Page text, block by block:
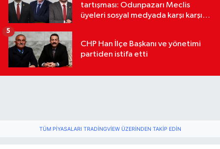
tartışması: Odunpazarı Meclis
üyeleri sosyal medyada karşı karşıya
CHP Han İlçe Başkanı ve yönetimi
partiden istifa etti
5
TÜM PIYASALARI TRADINGVIEW ÜZERINDEN TAKIP EDIN